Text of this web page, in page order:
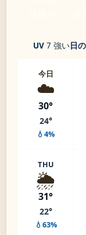
UV 7 強い日
今日
☁️
30°
24°
💧4%
THU
🌦️
31°
22°
💧63%